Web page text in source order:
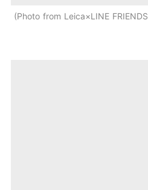
Photo from Leica×LINE FRIENDS